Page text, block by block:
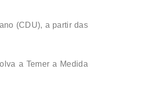
(CDU), a partir das
a Temer a Medida